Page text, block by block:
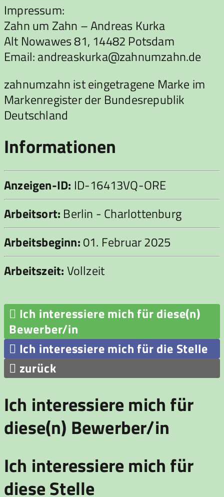
Impressum:
Zahn um Zahn – Andreas Kurka
Alt Nowawes 81, 14482 Potsdam
Email: andreaskurka@zahnumzahn.de
zahnumzahn ist eingetragene Marke im
Markenregister der Bundesrepublik
Deutschland
Informationen
Anzeigen-ID: ID-16413VQ-ORE
Arbeitsort: Berlin - Charlottenburg
Arbeitsbeginn:01. Februar 2025
Arbeitszeit:Vollzeit
 Ich interessiere mich für diese(n)
Bewerber/in
 Ich interessiere mich für die Stelle
 zurück
Ich interessiere mich für
diese(n) Bewerber/in
Ich interessiere mich für
diese Stelle